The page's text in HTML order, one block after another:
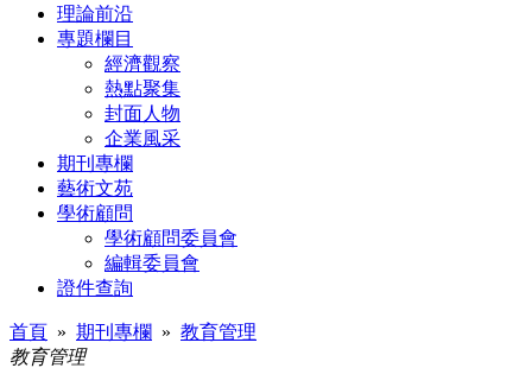
理論前沿
專題欄目
經濟觀察
熱點聚集
封面人物
企業風采
期刊專欄
藝術文苑
學術顧問
學術顧問委員會
編輯委員會
證件查詢
首頁 » 期刊專欄 » 教育管理
教育管理